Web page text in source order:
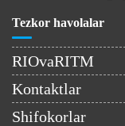
Tezkor havolalar
RIOvaRITM
Kontaktlar
Shifokorlar